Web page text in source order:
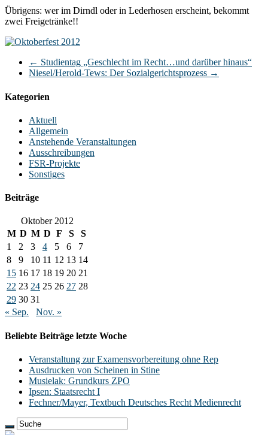
Übrigens: wer im Dirndl oder in Lederhosen erscheint, bekommt
zwei Freigetränke!!
← Studientag „Geschlecht im Recht…und darüber hinaus“
Niesel/Herold-Tews: Der Sozialgerichtsprozess →
Kategorien
Aktuell
Allgemein
Anstehende Veranstaltungen
Ausschreibungen
FSR-Projekte
Sonstiges
Beiträge
Oktober 2012
M D M D F S
S
1
2 3 4 5 6
7
8
9 10 11 12 13 14
15 16 17 18 19 20 21
22 23 24 25 26 27 28
29 30 31
« Sep.
Nov. »
Beliebte Beiträge letzte Woche
Veranstaltung zur Examensvorbereitung ohne Rep
Ausdrucken von Scheinen in Stine
Musielak: Grundkurs ZPO
Ipsen: Staatsrecht I
Fechner/Mayer, Textbuch Deutsches Recht Medienrecht